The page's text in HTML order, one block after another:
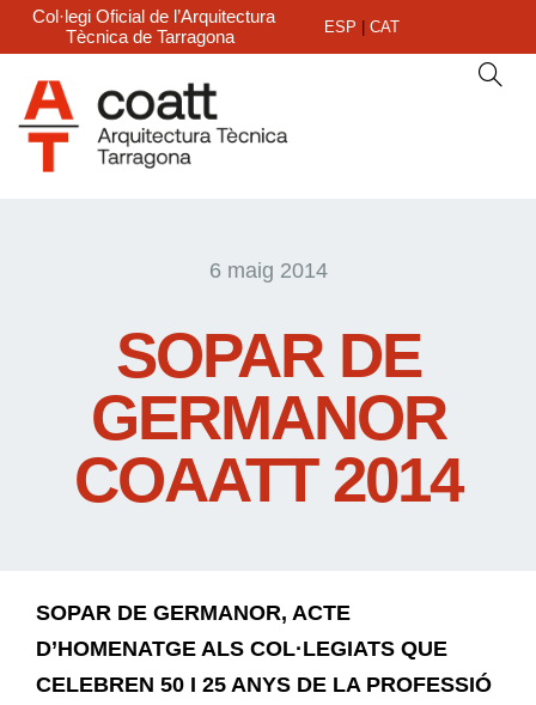
Col·legi Oficial de l’Arquitectura
Tècnica de Tarragona
ESP CAT
6 maig 2014
SOPAR DE
GERMANOR
COAATT 2014
SOPAR DE GERMANOR, ACTE
D’HOMENATGE ALS COL·LEGIATS QUE
CELEBREN 50 I 25 ANYS DE LA PROFESSIÓ